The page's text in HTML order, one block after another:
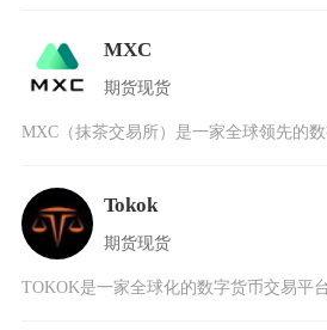
MXC
期货现货
Tokok
期货现货